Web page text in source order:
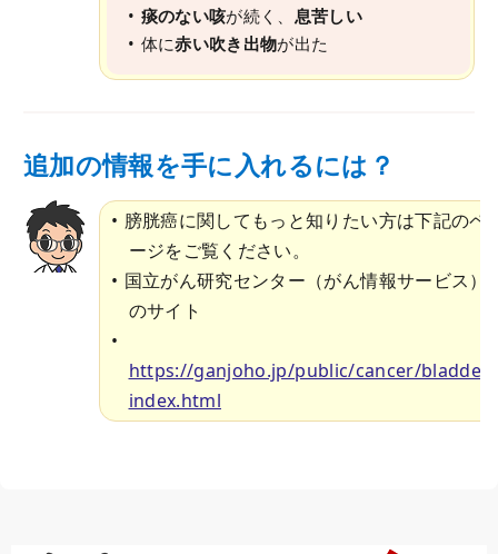
痰のない咳が続く、 息苦しい
体に赤い吹き出物が出た
追加の情報を手に入れるには？
膀胱癌に関してもっと知りたい方は下記のペ
ージをご覧ください。
国立がん研究センター（がん情報サービス）
のサイト
https://ganjoho.jp/public/cancer/bladder/
index.html